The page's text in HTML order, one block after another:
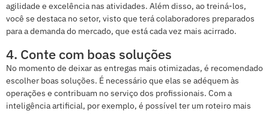
agilidade e excelência nas atividades. Além disso, ao treiná-los,
você se destaca no setor, visto que terá colaboradores preparados
para a demanda do mercado, que está cada vez mais acirrado.
4. Conte com boas soluções
No momento de deixar as entregas mais otimizadas, é recomendado
escolher boas soluções. É necessário que elas se adéquem às
operações e contribuam no serviço dos profissionais. Com a
inteligência artificial, por exemplo, é possível ter um roteiro mais